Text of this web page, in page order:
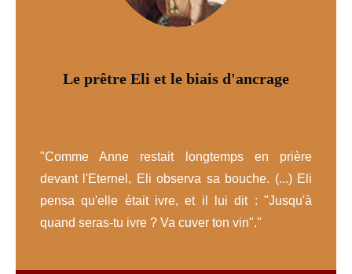
Le prêtre Eli et le biais d'ancrage
"Comme Anne restait longtemps en prière
devant l'Eternel, Eli observa sa bouche. (...) Eli
pensa qu'elle était ivre, et il lui dit : "Jusqu'à
quand seras-tu ivre ? Va cuver ton vin"."